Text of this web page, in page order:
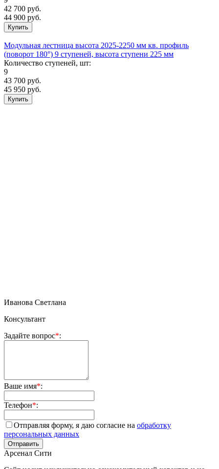
42 700 руб.
44 900 руб.
Модульная лестница высота 2025-2250 мм кв. профиль
(поворот 180°) 9 ступеней, высота ступени 225 мм
Количество ступеней, шт:
9
43 700 руб.
45 950 руб.
Иванова Светлана
Консультант
Задайте вопрос*:
Ваше имя*:
Телефон*:
Отправляя форму, я даю согласие на обработку
персональных данных
Арсенал Сити